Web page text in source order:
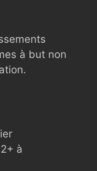
à but non
à